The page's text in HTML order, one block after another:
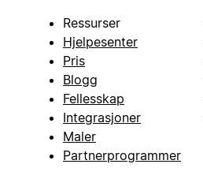
Ressurser
Hjelpesenter
Pris
Blogg
Fellesskap
Integrasjoner
Maler
Partnerprogrammer